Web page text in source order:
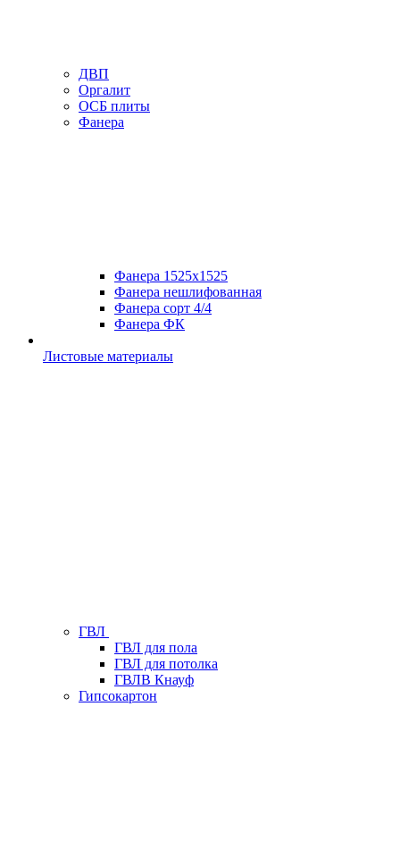
ДВП
Оргалит
ОСБ плиты
Фанера
Фанера 1525х1525
Фанера нешлифованная
Фанера сорт 4/4
Фанера ФК
Листовые материалы
ГВЛ
ГВЛ для пола
ГВЛ для потолка
ГВЛВ Кнауф
Гипсокартон